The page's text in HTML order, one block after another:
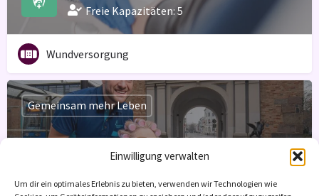
Einwilligung verwalten
Um dir ein optimales Erlebnis zu bieten, verwenden wir Technologien wie
Freie Kapazitäten: 5
Wundversorgung
MeckCura Pflegedienst GmbH
Gemeinsam mehr Leben